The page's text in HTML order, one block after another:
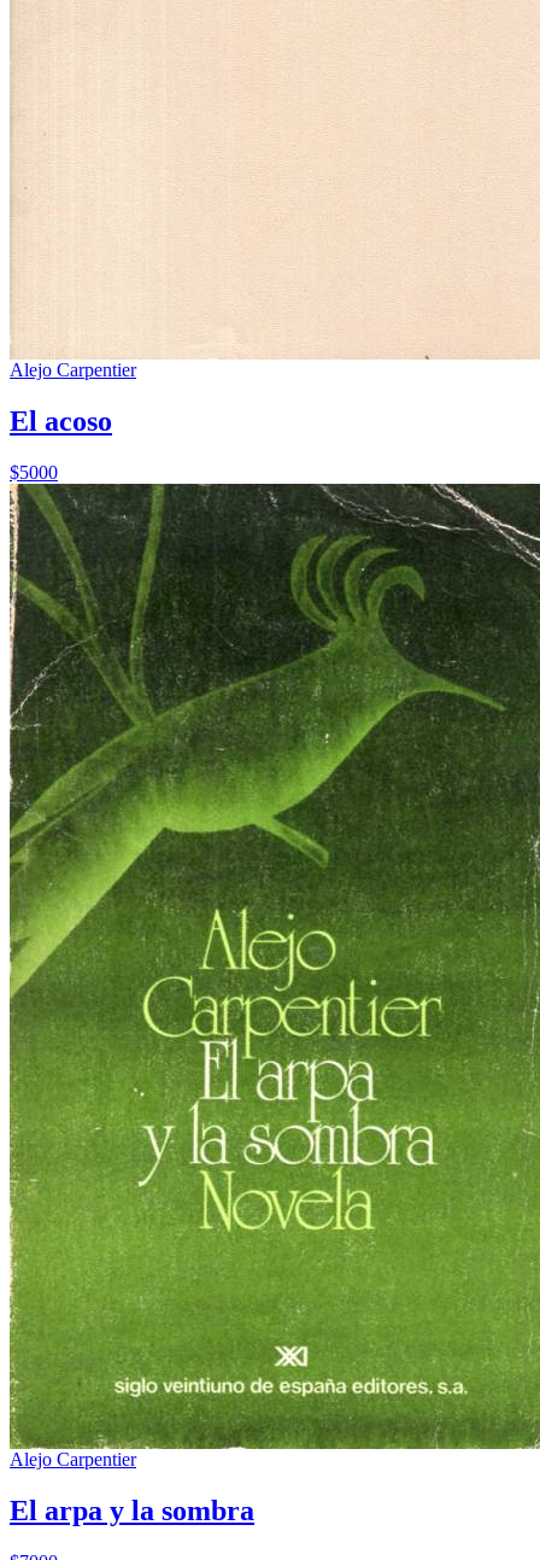
Alejo Carpentier
El acoso
$5000
Alejo Carpentier
El arpa y la sombra